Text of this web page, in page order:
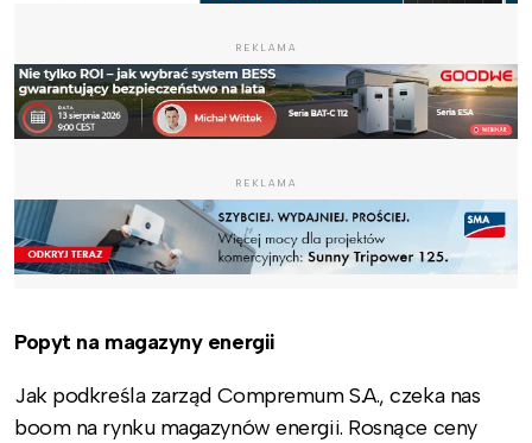
REKLAMA
REKLAMA
Popyt na magazyny energii
Jak podkreśla zarząd Compremum S.A., czeka nas
boom na rynku magazynów energii. Rosnące ceny